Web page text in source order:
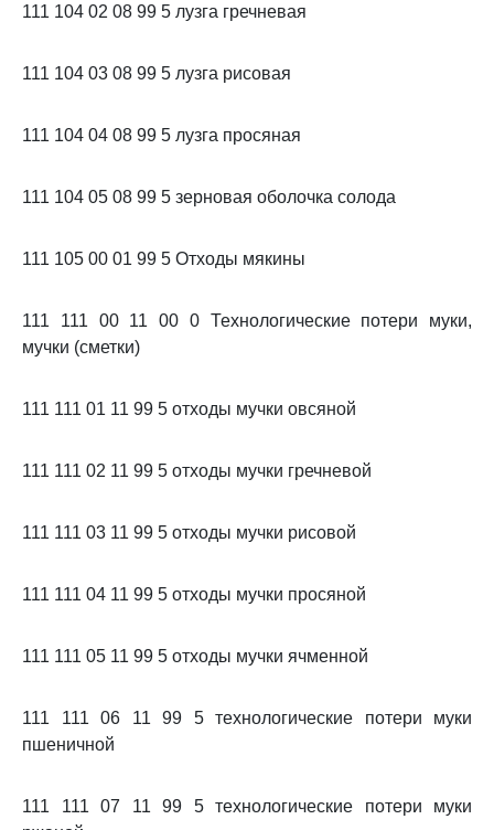
111 104 02 08 99 5 лузга гречневая
111 104 03 08 99 5 лузга рисовая
111 104 04 08 99 5 лузга просяная
111 104 05 08 99 5 зерновая оболочка солода
111 105 00 01 99 5 Отходы мякины
111 111 00 11 00 0 Технологические потери муки,
мучки (сметки)
111 111 01 11 99 5 отходы мучки овсяной
111 111 02 11 99 5 отходы мучки гречневой
111 111 03 11 99 5 отходы мучки рисовой
111 111 04 11 99 5 отходы мучки просяной
111 111 05 11 99 5 отходы мучки ячменной
111 111 06 11 99 5 технологические потери муки
пшеничной
111 111 07 11 99 5 технологические потери муки